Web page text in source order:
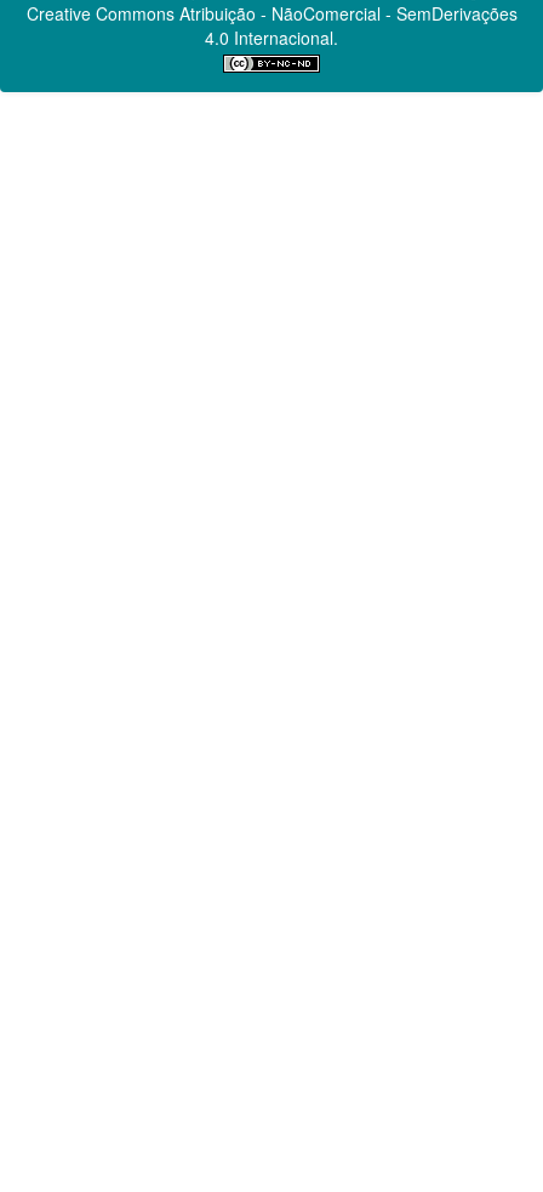
Creative CommonsAtribuição - NãoComercial - SemDerivações
4.0 Internacional.